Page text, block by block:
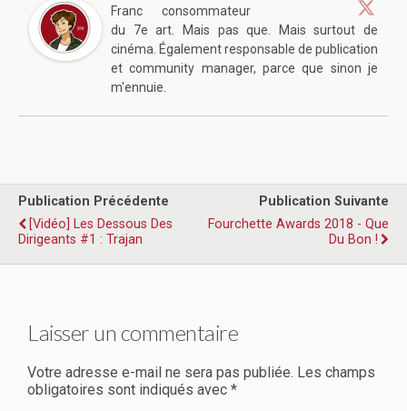
Franc consommateur
du 7e art. Mais pas que. Mais surtout de
cinéma. Également responsable de publication
et community manager, parce que sinon je
m'ennuie.
Publication Précédente
[Vidéo] Les Dessous Des
Dirigeants #1 : Trajan
Publication Suivante
Fourchette Awards 2018 - Que
Du Bon !
Laisser un commentaire
Votre adresse e-mail ne sera pas publiée. Les champs
obligatoires sont indiqués avec *